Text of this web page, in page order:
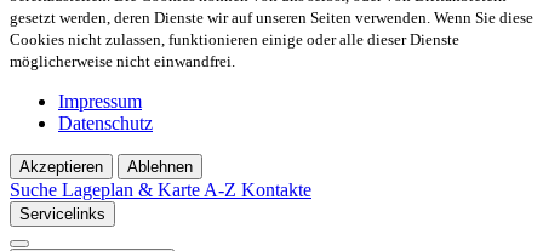
gesetzt werden, deren Dienste wir auf unseren Seiten verwenden. Wenn Sie diese
Cookies nicht zulassen, funktionieren einige oder alle dieser Dienste
möglicherweise nicht einwandfrei.
Impressum
Datenschutz
Akzeptieren Ablehnen
Suche Lageplan & Karte A-Z Kontakte
Servicelinks